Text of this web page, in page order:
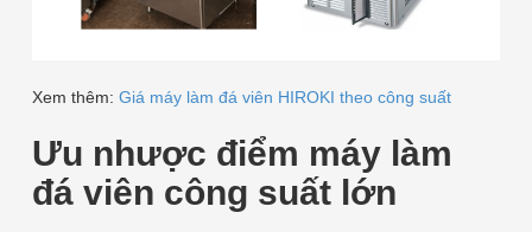
Xem thêm: Giá máy làm đá viên HIROKI theo công suất
Ưu nhược điểm máy làm
đá viên công suất lớn